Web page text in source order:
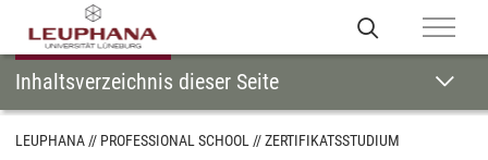
LEUPHANA PROFESSIONAL SCHOOL
ZERTIFIKATSSTUDIUM
Inhaltsverzeichnis dieser Seite